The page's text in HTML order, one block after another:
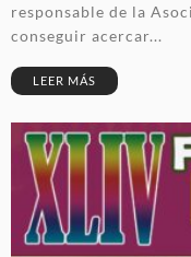
responsable de la
conseguir acercar...
LEER MÁS